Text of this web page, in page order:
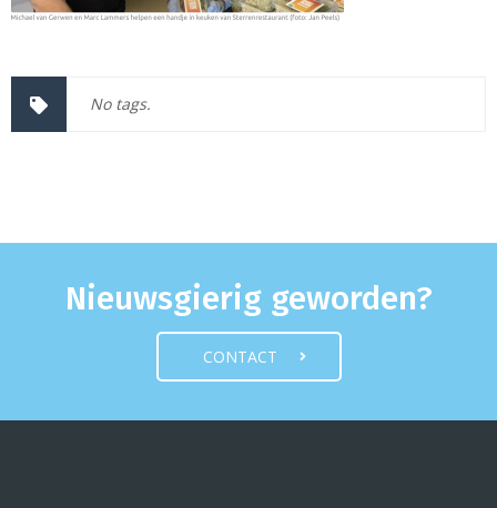
No tags.
Nieuwsgierig geworden?
CONTACT